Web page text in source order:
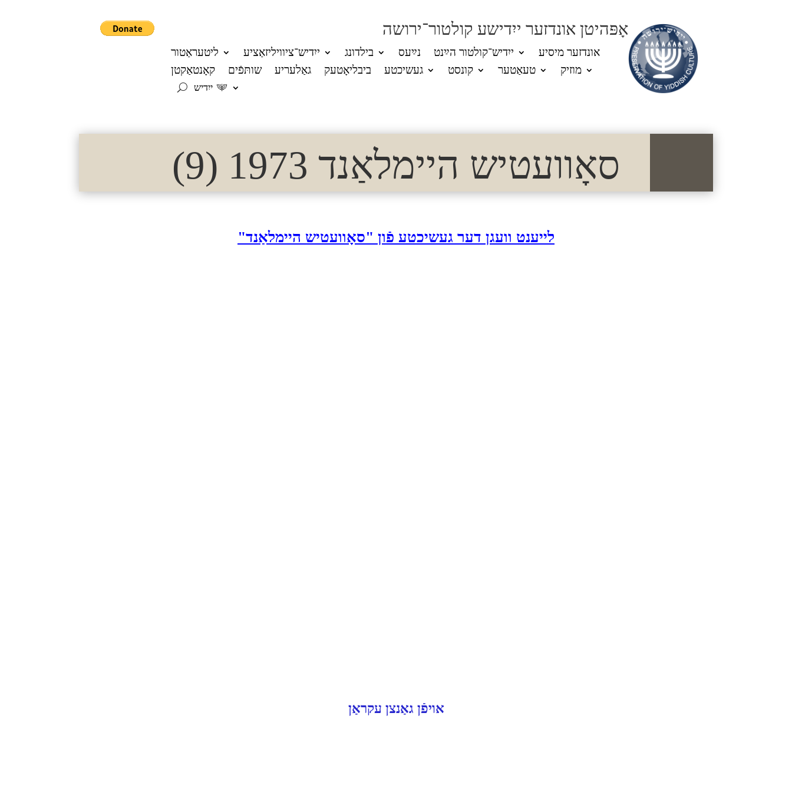
אָפּהיטן אונדזער ייִדישע קולטור־ירושה
אונדזער מיסיע ייִדיש־קולטור הײַנט נײַעס בילדונג ייִדיש־ציוויליזאַציע
ליטעראַטור
מוזיק
טעאַטער קונסט געשיכטע ביבליאָטעק גאַלעריע שותּפֿים קאָנטאַקטן
ייִדיש
סאָוועטיש היימלאַנד 1973 (9)
לייענט וועגן דער געשיכטע פֿון "סאָוועטיש היימלאַנד"
אויפֿן גאַנצן עקראַן